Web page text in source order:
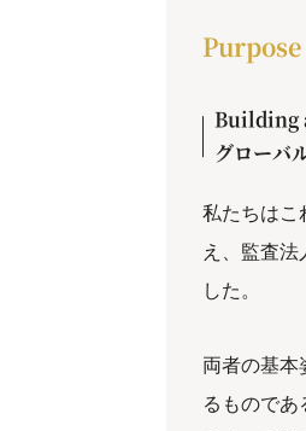
Purpose
Building
グローバ
私たちはこ
え、監査
した。
両者の基本
るものであ